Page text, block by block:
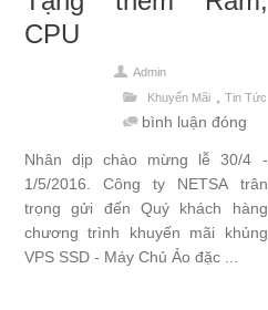
CPU
Admin
Khuyến Mãi
,Tin Tức
bình luận đóng
Nhân dịp chào mừng lễ 30/4 -
1/5/2016. Công ty NETSA trân
trọng gửi đến Quý khách hàng
chương trình khuyến mãi khủng
VPS SSD - Máy Chủ Ảo đặc ...